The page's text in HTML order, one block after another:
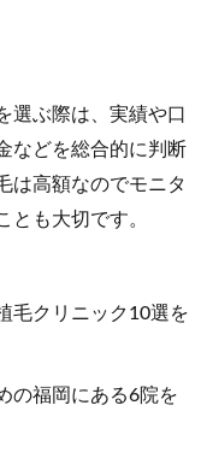
選ぶ際は、実績や口
などを総合的に判断
は高額なのでモニタ
とも大切です。
毛クリニック10選を
の福岡にある6院を